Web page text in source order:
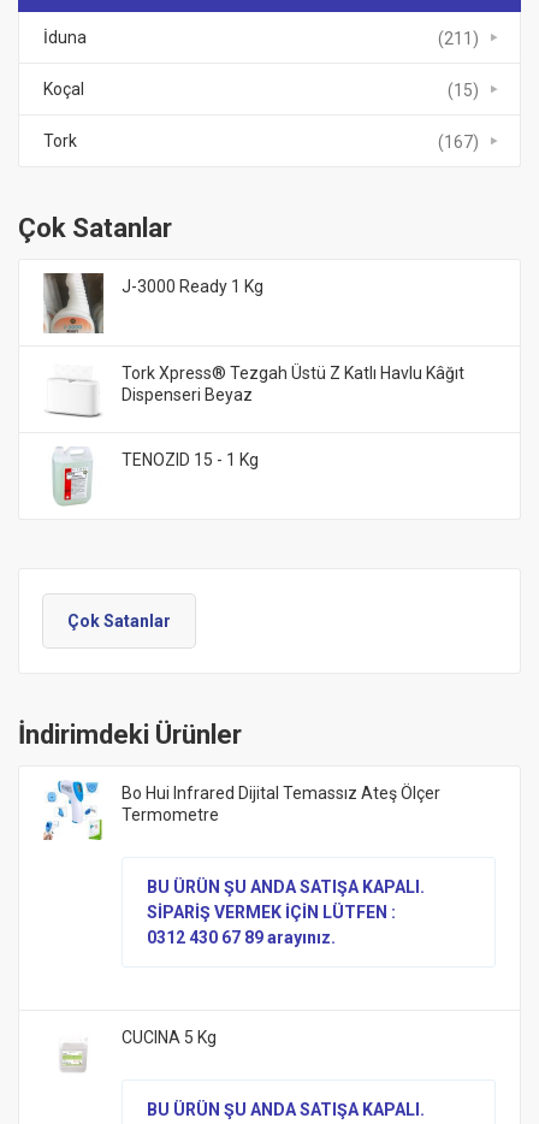
İduna (211)
Koçal (15)
Tork (167)
Çok Satanlar
J-3000 Ready 1 Kg
Tork Xpress® Tezgah Üstü Z Katlı Havlu Kâğıt
Dispenseri Beyaz
TENOZID 15 - 1 Kg
Çok Satanlar
İndirimdeki Ürünler
Bo Hui Infrared Dijital Temassız Ateş Ölçer
Termometre
BU ÜRÜN ŞU ANDA SATIŞA KAPALI.
SİPARİŞ VERMEK İÇİN LÜTFEN :
0312 430 67 89 arayınız.
CUCINA 5 Kg
BU ÜRÜN ŞU ANDA SATIŞA KAPALI.